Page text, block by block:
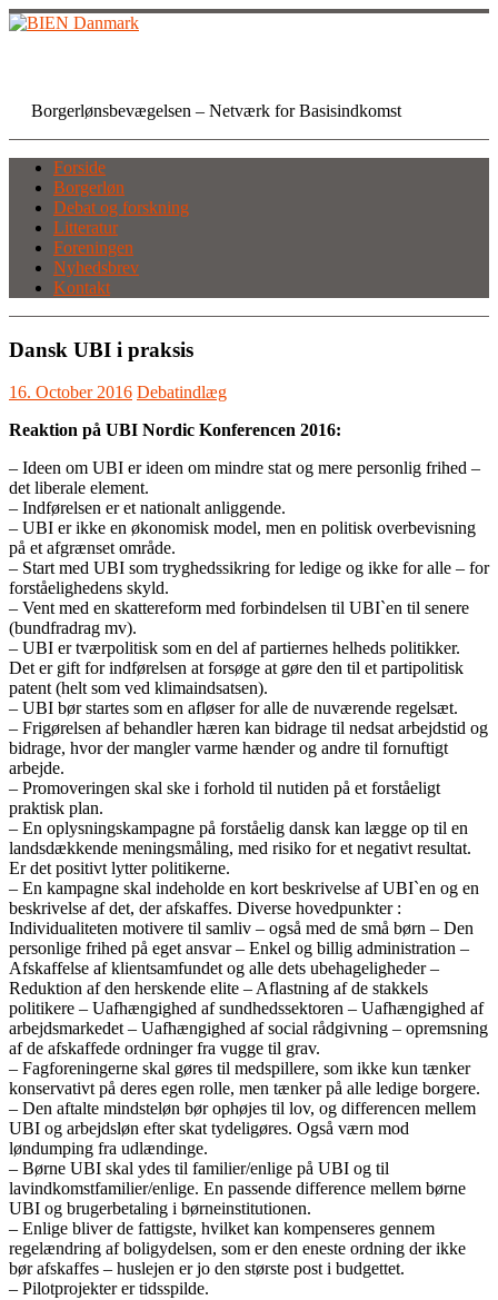
Skip
to
Borgerlønsbevægelsen – Netværk for Basisindkomst
Forside
Borgerløn
Debat og forskning
Litteratur
Foreningen
Nyhedsbrev
Kontakt
Dansk UBI i praksis
16. October 2016 Debatindlæg
Reaktion på UBI Nordic Konferencen 2016:
– Ideen om UBI er ideen om mindre stat og mere personlig frihed –
det liberale element.
– Indførelsen er et nationalt anliggende.
– UBI er ikke en økonomisk model, men en politisk overbevisning
på et afgrænset område.
– Start med UBI som tryghedssikring for ledige og ikke for alle – for
forståelighedens skyld.
– Vent med en skattereform med forbindelsen til UBI`en til senere
(bundfradrag mv).
– UBI er tværpolitisk som en del af partiernes helheds politikker.
Det er gift for indførelsen at forsøge at gøre den til et partipolitisk
patent (helt som ved klimaindsatsen).
– UBI bør startes som en afløser for alle de nuværende regelsæt.
– Frigørelsen af behandler hæren kan bidrage til nedsat arbejdstid og
bidrage, hvor der mangler varme hænder og andre til fornuftigt
arbejde.
– Promoveringen skal ske i forhold til nutiden på et forståeligt
praktisk plan.
– En oplysningskampagne på forståelig dansk kan lægge op til en
landsdækkende meningsmåling, med risiko for et negativt resultat.
Er det positivt lytter politikerne.
– En kampagne skal indeholde en kort beskrivelse af UBI`en og en
beskrivelse af det, der afskaffes. Diverse hovedpunkter :
Individualiteten motivere til samliv – også med de små børn – Den
personlige frihed på eget ansvar – Enkel og billig administration –
Afskaffelse af klientsamfundet og alle dets ubehageligheder –
Reduktion af den herskende elite – Aflastning af de stakkels
politikere – Uafhængighed af sundhedssektoren – Uafhængighed af
arbejdsmarkedet – Uafhængighed af social rådgivning – opremsning
af de afskaffede ordninger fra vugge til grav.
– Fagforeningerne skal gøres til medspillere, som ikke kun tænker
konservativt på deres egen rolle, men tænker på alle ledige borgere.
– Den aftalte mindsteløn bør ophøjes til lov, og differencen mellem
UBI og arbejdsløn efter skat tydeligøres. Også værn mod
løndumping fra udlændinge.
– Børne UBI skal ydes til familier/enlige på UBI og til
lavindkomstfamilier/enlige. En passende difference mellem børne
UBI og brugerbetaling i børneinstitutionen.
– Enlige bliver de fattigste, hvilket kan kompenseres gennem
regelændring af boligydelsen, som er den eneste ordning der ikke
bør afskaffes – huslejen er jo den største post i budgettet.
– Pilotprojekter er tidsspilde.